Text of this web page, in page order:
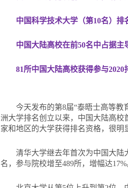
中国科学技术大学（第10名）
中国大陆高校在前50名中占据主
81所中国大陆高校获得参与
今天发布的第8届“泰晤士高等教
洲大学排名创立以来，中国大陆高校
家和地区的大学获得排名资格，很明
清华大学继去年首次为中国大陆
名，参与院校增至489所，增幅达